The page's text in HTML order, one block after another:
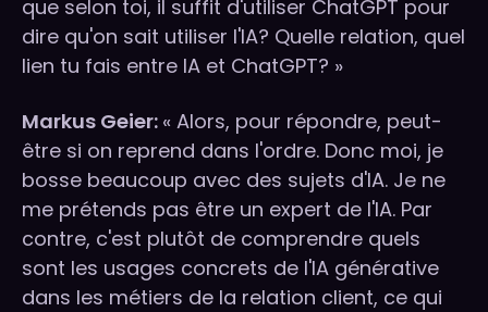
que selon toi, il suffit d'utiliser ChatGPT pour
dire qu'on sait utiliser l'IA? Quelle relation, quel
lien tu fais entre IA et ChatGPT? »
Markus Geier: « Alors, pour répondre, peut-
être si on reprend dans l'ordre. Donc moi, je
bosse beaucoup avec des sujets d'IA. Je ne
me prétends pas être un expert de l'IA. Par
contre, c'est plutôt de comprendre quels
sont les usages concrets de l'IA générative
dans les métiers de la relation client, ce qui